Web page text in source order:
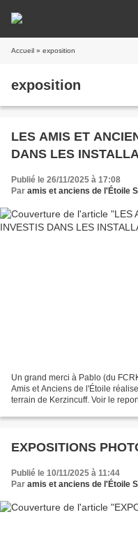
Accueil » exposition
exposition
LES AMIS ET
DANS LES
Publié le 26/11/2025 à 17:08
Par amis et anciens de l'Étoile
Un grand merci à Pablo (du
Amis et Anciens de l'Étoile
terrain de Kerzincuff. Voir le
EXPOSITIONS
Publié le 10/11/2025 à 11:44
Par amis et anciens de l'Étoile